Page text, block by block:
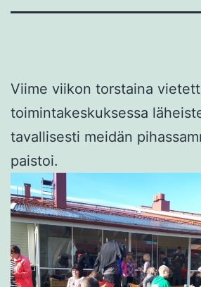
Viime viikon torstaina
toimintakeskuksessa
tavallisesti meidän
paistoi.